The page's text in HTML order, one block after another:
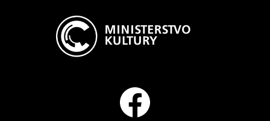
Facebook